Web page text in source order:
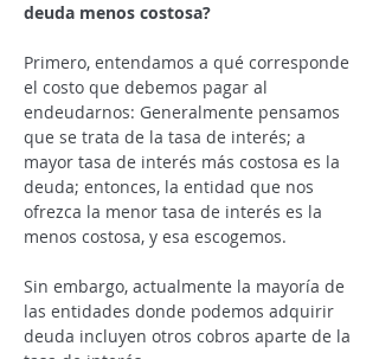
deuda menos costosa?
Primero, entendamos a qué corresponde
el costo que debemos pagar al
endeudarnos: Generalmente pensamos
que se trata de la tasa de interés; a
mayor tasa de interés más costosa es la
deuda; entonces, la entidad que nos
ofrezca la menor tasa de interés es la
menos costosa, y esa escogemos.
Sin embargo, actualmente la mayoría de
las entidades donde podemos adquirir
deuda incluyen otros cobros aparte de la